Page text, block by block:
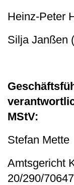
Heinz-Peter
Silja Janßen
MStV:
Stefan Mette
Amtsgericht
20/290/70647